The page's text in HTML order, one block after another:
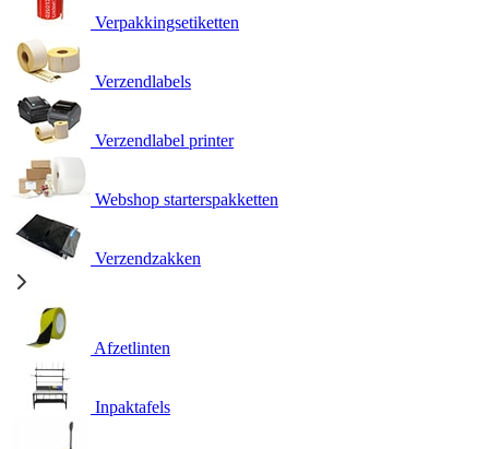
Verpakkingsetiketten
Verzendlabels
Verzendlabel printer
Webshop starterspakketten
Verzendzakken
Afzetlinten
Inpaktafels